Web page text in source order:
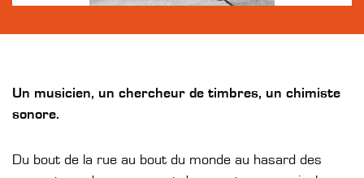
Un musicien, un chercheur de timbres, un chimiste
sonore.
Du bout de la rue au bout du monde au hasard des